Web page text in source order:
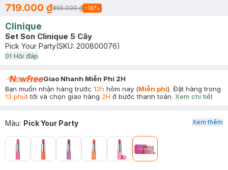
719.000 ₫855.000 ₫ -16%
Clinique
Set Son Clinique 5 Cây
Pick Your Party(SKU: 200800076)
01 Hỏi đáp
Giao Nhanh Miễn Phí 2H
Bạn muốn nhận hàng trước 12h hôm nay (Miễn phí). Đặt hàng trong
13 phúttới và chọn giao hàng 2H ở bước thanh toán. Xem chi tiết
Màu: Pick Your Party Xem thêm